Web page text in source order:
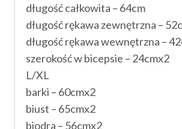
długość całkowita – 64cm
długość rękawa zewnętrzna –
długość rękawa wewnętrzna –
szerokość w bicepsie – 24cmx2
L/XL
barki – 60cmx2
biust – 65cmx2
biodra – 56cmx2